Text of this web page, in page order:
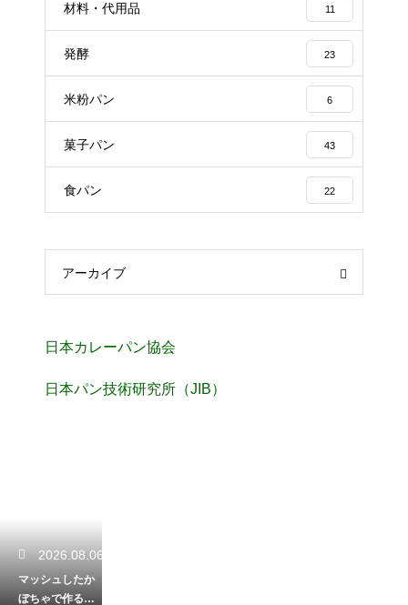
材料・代用品 11
発酵 23
米粉パン 6
菓子パン 43
食パン 22
アーカイブ
日本カレーパン協会
日本パン技術研究所（JIB）
2026.08.06
マッシュしたか
ぼちゃで作るベ